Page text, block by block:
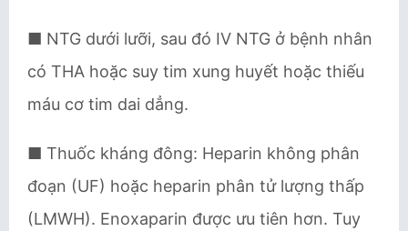
■ NTG dưới lưỡi, sau đó IV NTG ở bệnh nhân
có THA hoặc suy tim xung huyết hoặc thiếu
máu cơ tim dai dẳng.
■ Thuốc kháng đông: Heparin không phân
đoạn (UF) hoặc heparin phân tử lượng thấp
(LMWH). Enoxaparin được ưu tiên hơn. Tuy